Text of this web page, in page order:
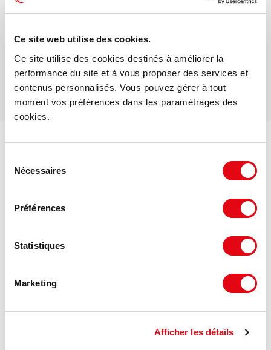
Ce site web utilise des cookies.
Ce site utilise des cookies destinés à améliorer la
performance du site et à vous proposer des services et
contenus personnalisés. Vous pouvez gérer à tout
moment vos préférences dans les paramétrages des
cookies.
Nécessaires
Préférences
Statistiques
Marketing
Afficher les détails
Téléphone
Voir les offres similaires